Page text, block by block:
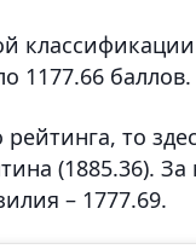
классификации
1177.66 баллов.
то
(1885.36).
– 1777.69.